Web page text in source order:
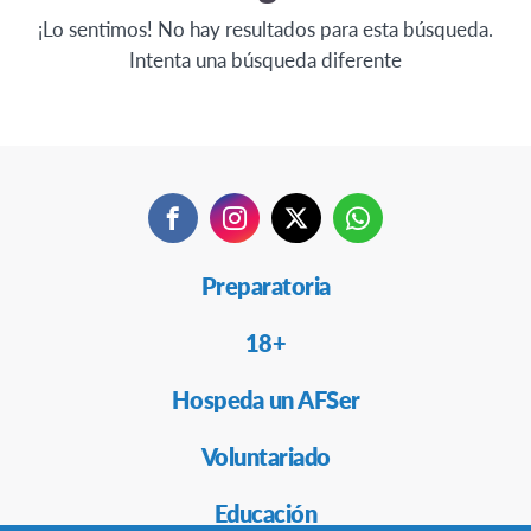
¡Lo sentimos! No hay resultados para esta búsqueda.
Intenta una búsqueda diferente
FacebookInstagramTwitterWhatsApp
Preparatoria
18+
Hospeda un AFSer
Voluntariado
Educación